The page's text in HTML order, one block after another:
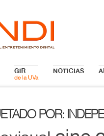
GIR
de la UVa
NOTICIAS
POR: